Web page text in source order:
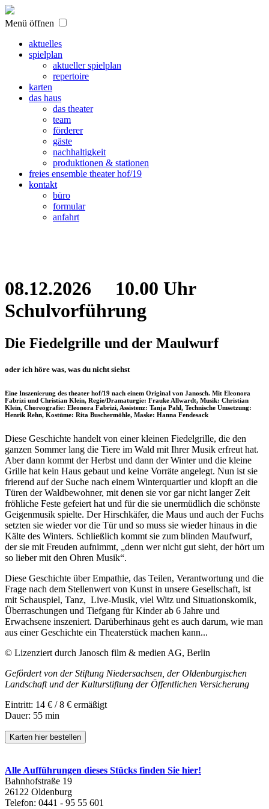
Menü öffnen
aktuelles
spielplan
aktueller spielplan
repertoire
karten
das haus
das theater
team
förderer
gäste
nachhaltigkeit
produktionen & stationen
freies ensemble theater hof/19
kontakt
büro
formular
anfahrt
08.12.2026 10.00 Uhr
Schulvorführung
Die Fiedelgrille und der Maulwurf
oder ich höre was, was du nicht siehst
Eine Inszenierung des theater hof/19 nach einem Original von Janosch. Mit Eleonora
Fabrizi und Christian Klein, Regie/Dramaturgie: Frauke Allwardt, Musik: Christian
Klein, Choreografie: Eleonora Fabrizi, Assistenz: Tanja Pahl, Technische Umsetzung:
Henrik Rehn, Kostüme: Rita Buschermöhle, Maske: Hanna Fendesack
Diese Geschichte handelt von einer kleinen Fiedelgrille, die den
ganzen Sommer lang die Tiere im Wald mit Ihrer Musik erfreut hat.
Aber dann kommt der Herbst und dann der Winter und die kleine
Grille hat kein Haus gebaut und keine Vorräte angelegt. Nun ist sie
frierend auf der Suche nach einem Winterquartier und klopft an die
Türen der Waldbewohner, mit denen sie vor gar nicht langer Zeit
fröhliche Feste gefeiert hat und für die sie unermüdlich die schönste
Geigenmusik spielte. Der Hirschkäfer, die Maus und auch der Fuchs
setzten sie wieder vor die Tür und so muss sie wieder hinaus in die
Kälte des Winters. Schließlich kommt sie zum blinden Maufwurf,
der sie mit Freuden aufnimmt, „denn wer nicht gut sieht, der hört um
so lieber mit den Ohren Musik“.
Diese Geschichte über Empathie, das Teilen, Verantwortung und die
Frage nach dem Stellenwert von Kunst in unsere Gesellschaft, ist
mit Schauspiel, Tanz, Live-Musik, viel Witz und Situationskomik,
Überraschungen und Tiefgang für Kinder ab 6 Jahre und
Erwachsene inszeniert. Darüberhinaus geht es auch darum, wie man
aus einer Geschichte ein Theaterstück machen kann...
© Lizenziert durch Janosch film & medien AG, Berlin
Gefördert von der Stiftung Niedersachsen, der Oldenburgischen
Landschaft und der Kulturstiftung der Öffentlichen Versicherung
Eintritt: 14 € / 8 € ermäßigt
Dauer: 55 min
Karten hier bestellen
Alle Aufführungen dieses Stücks finden Sie hier!
Bahnhofstraße 19
26122 Oldenburg
Telefon: 0441 - 95 55 601